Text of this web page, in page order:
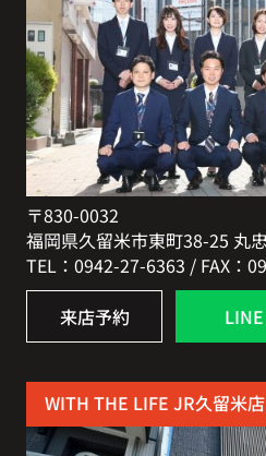
〒830-0032
福岡県久留米市東町38-25 丸
TEL：0942-27-6363 / FAX：
来店予約 LINE
WITH THE LIFE JR久留米店